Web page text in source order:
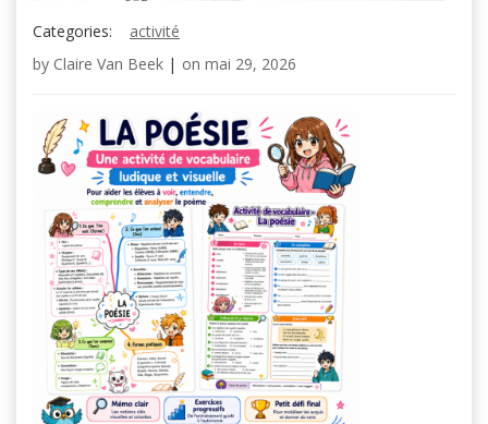
Categories:
activité
by Claire Van Beek | on mai 29, 2026